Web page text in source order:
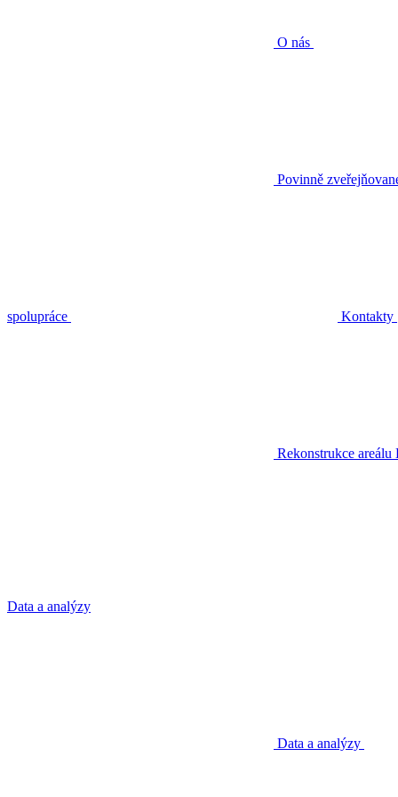
O nás
Povinně
spolupráce Kontakty
Rekonstrukce areálu
Data a analýzy
Data a analýzy